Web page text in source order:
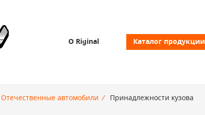
О Riginal Каталог продукции
Отечественные автомобили / Принадлежности кузова